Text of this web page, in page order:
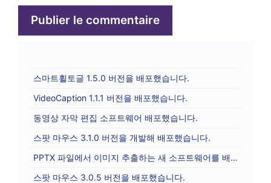
스마트휠토글 1.5.0 버전을 배포했습니다.
VideoCaption 1.1.1 버전을 배포했습니다.
동영상 자막 편집 소프트웨어 배포했습니다.
스팟 마우스 3.1.0 버전을 개발해 배포했습니다.
PPTX 파일에서 이미지 추출하는 새 소프트웨어를 배포합니다.
스팟 마우스 3.0.5 버전을 배포했습니다.